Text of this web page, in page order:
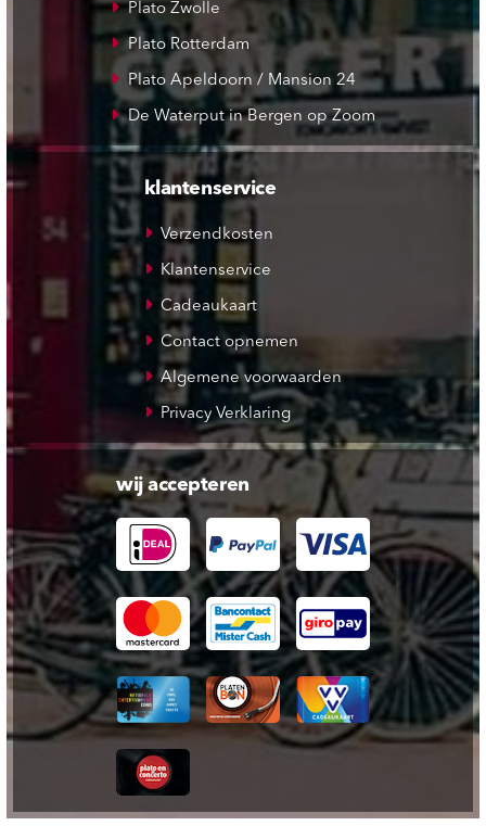
Plato Zwolle
Plato Rotterdam
Plato Apeldoorn / Mansion 24
De Waterput in Bergen op Zoom
klantenservice
Verzendkosten
Klantenservice
Cadeaukaart
Contact opnemen
Algemene voorwaarden
Privacy Verklaring
wij accepteren